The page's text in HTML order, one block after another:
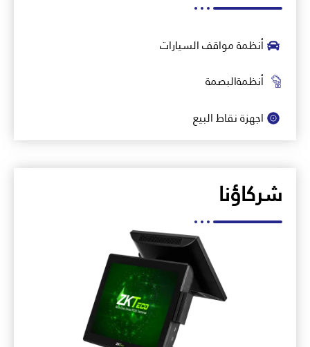
أنظمة مواقف السيارات
أنظمةالبصمة
اجهزة نقاط البيع
شركاؤنا